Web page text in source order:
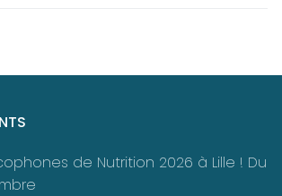
de Nutrition 2026 à Lille ! Du